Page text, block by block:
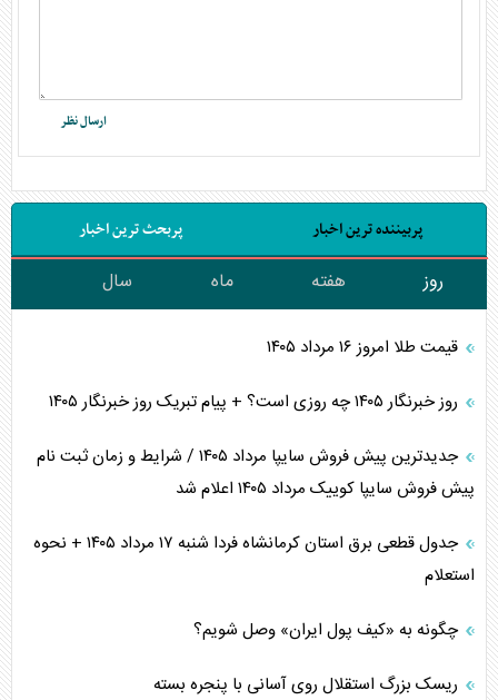
پربیننده ترین اخبار پربحث ترین اخبار
روز هفته ماه سال
قیمت طلا امروز ۱۶ مرداد ۱۴۰۵
روز خبرنگار ۱۴۰۵ چه روزی است؟ + پیام تبریک روز خبرنگار ۱۴۰۵
جدیدترین پیش فروش سایپا مرداد ۱۴۰۵ / شرایط و زمان ثبت نام
پیش فروش سایپا کوییک مرداد ۱۴۰۵ اعلام شد
جدول قطعی برق استان کرمانشاه فردا شنبه ۱۷ مرداد ۱۴۰۵ + نحوه
استعلام
چگونه به «کیف پول ایران» وصل شویم؟
ریسک بزرگ استقلال روی آسانی با پنجره بسته